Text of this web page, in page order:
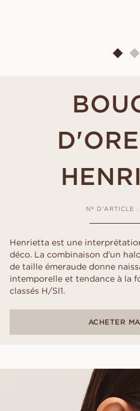
Nº D'ARTICLE
Henrietta est une
déco. La combinaison d'un
de taille émeraude donne
intemporelle et tendance à la
classés H/SI1.
ACHETER